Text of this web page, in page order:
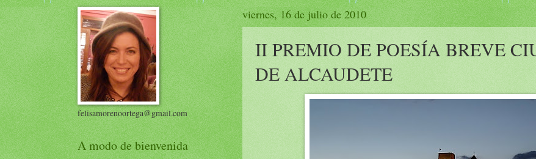
viernes, 16 de julio de 2010
II PREMIO DE POESÍA BREVE
DE ALCAUDETE
felisamorenoortega@gmail.com
A modo de bienvenida